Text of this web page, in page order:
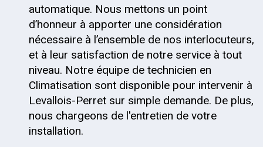
automatique. Nous mettons un point
d’honneur à apporter une considération
nécessaire à l’ensemble de nos interlocuteurs,
et à leur satisfaction de notre service à tout
niveau. Notre équipe de technicien en
Climatisation sont disponible pour intervenir à
Levallois-Perret sur simple demande. De plus,
nous chargeons de l'entretien de votre
installation.